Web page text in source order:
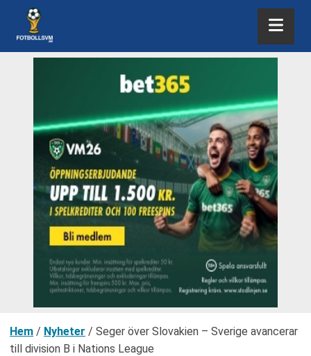
Hem / Nyheter / Seger över Slovakien – Sverige avancerar
till division B i Nations League